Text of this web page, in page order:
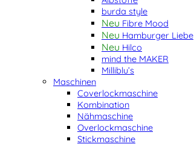
burda style
Fibre Mood
Hamburger Liebe
Hilco
mind the MAKER
Milliblu’s
Maschinen
Coverlockmaschine
Kombination
Nähmaschine
Overlockmaschine
Stickmaschine